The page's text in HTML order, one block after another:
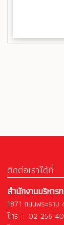
ติดต่อเราได้ที่
สำนักงานบริหา
1871 ถนนพระราม
โทร : 02 256